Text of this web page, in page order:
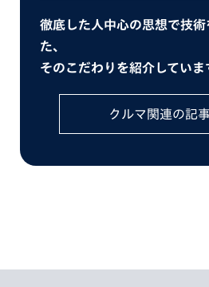
徹底した人中心の思想で技術
た、
そのこだわりを紹介していま
クルマ関連の記